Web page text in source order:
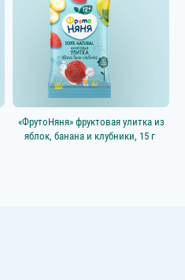
«ФрутоНяня» фруктовая улитка из
яблок, банана и клубники, 15 г